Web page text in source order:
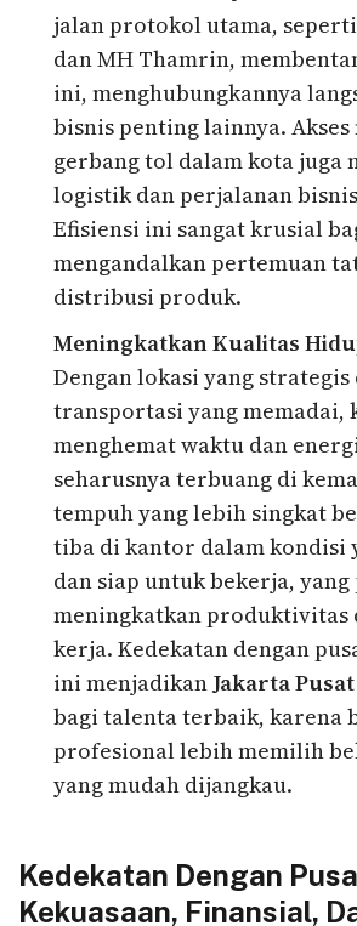
jalan protokol utama,
dan MH Thamrin,
ini, menghubungkannya
bisnis penting lainnya. Akses
gerbang tol dalam kota juga
logistik dan perjalanan
Efisiensi ini sangat krusial
mengandalkan pertemuan
distribusi produk.
Meningkatkan Kualitas
Dengan lokasi yang strategis
transportasi yang memadai,
menghemat waktu dan
seharusnya terbuang di
tempuh yang lebih singkat
tiba di kantor dalam kondisi
dan siap untuk bekerja,
meningkatkan produktivitas
kerja. Kedekatan dengan
ini menjadikanJakarta Pusat
bagi talenta terbaik, karena
profesional lebih memilih
yang mudah dijangkau.
Kedekatan Dengan
Kekuasaan, Finansial,